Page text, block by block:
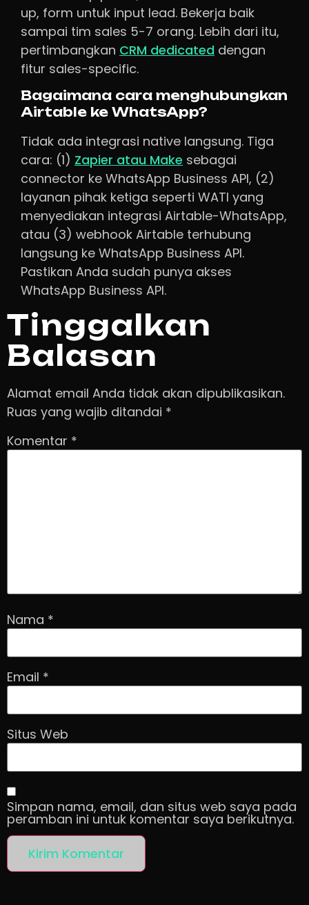
up, form untuk input lead. Bekerja baik
sampai tim sales 5-7 orang. Lebih dari itu,
pertimbangkan CRM dedicated dengan
fitur sales-specific.
Bagaimana cara menghubungkan
Airtable ke WhatsApp?
Tidak ada integrasi native langsung. Tiga
cara: (1) Zapier atau Make sebagai
connector ke WhatsApp Business API, (2)
layanan pihak ketiga seperti WATI yang
menyediakan integrasi Airtable-WhatsApp,
atau (3) webhook Airtable terhubung
langsung ke WhatsApp Business API.
Pastikan Anda sudah punya akses
WhatsApp Business API.
Tinggalkan
Balasan
Alamat email Anda tidak akan dipublikasikan.
Ruas yang wajib ditandai *
Komentar *
Nama *
Email *
Situs Web
Simpan nama, email, dan situs web saya pada
peramban ini untuk komentar saya berikutnya.